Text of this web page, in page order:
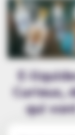
E-
Curieux,
qui